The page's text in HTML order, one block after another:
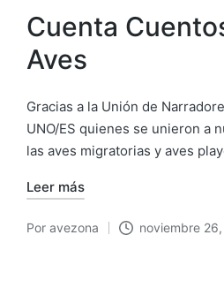
Cuenta
Aves
Gracias a la Unión de
UNO/ES quienes se unieron a
las aves migratorias y aves
Leer más
Publicado
Por avezona noviembre